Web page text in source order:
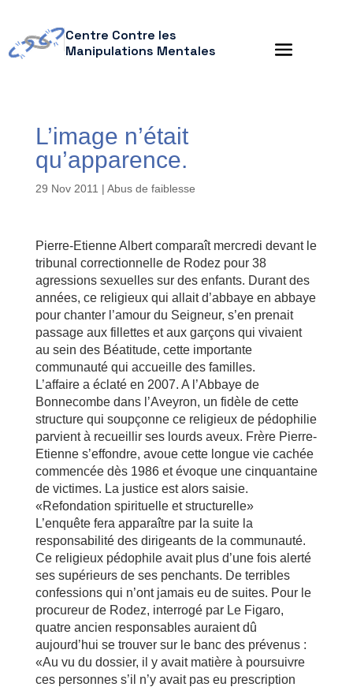
Centre Contre les
Manipulations Mentales
L’image n’était
qu’apparence.
29 Nov 2011 | Abus de faiblesse
Pierre-Etienne Albert comparaît mercredi devant le
tribunal correctionnelle de Rodez pour 38
agressions sexuelles sur des enfants. Durant des
années, ce religieux qui allait d’abbaye en abbaye
pour chanter l’amour du Seigneur, s’en prenait
passage aux fillettes et aux garçons qui vivaient
au sein des Béatitude, cette importante
communauté qui accueille des familles.
L’affaire a éclaté en 2007. A l’Abbaye de
Bonnecombe dans l’Aveyron, un fidèle de cette
structure qui soupçonne ce religieux de pédophilie
parvient à recueillir ses lourds aveux. Frère Pierre-
Etienne s’effondre, avoue cette longue vie cachée
commencée dès 1986 et évoque une cinquantaine
de victimes. La justice est alors saisie.
«Refondation spirituelle et structurelle»
L’enquête fera apparaître par la suite la
responsabilité des dirigeants de la communauté.
Ce religieux pédophile avait plus d’une fois alerté
ses supérieurs de ses penchants. De terribles
confessions qui n’ont jamais eu de suites. Pour le
procureur de Rodez, interrogé par Le Figaro,
quatre ancien responsables auraient dû
aujourd’hui se trouver sur le banc des prévenus :
«Au vu du dossier, il y avait matière à poursuivre
ces personnes s’il n’y avait pas eu prescription